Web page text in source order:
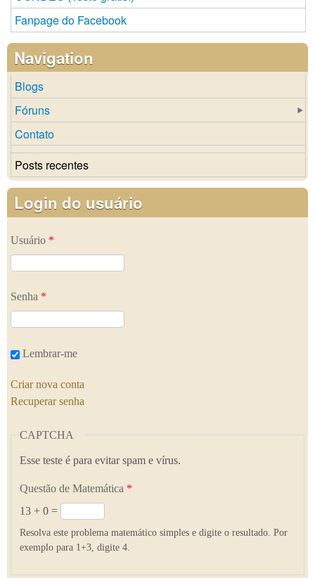
Fanpage do Facebook
Navigation
Blogs
Fóruns
Contato
Posts recentes
Login do usuário
Usuário *
Senha *
Lembrar-me
Criar nova conta
Recuperar senha
CAPTCHA
Esse teste é para evitar spam e vírus.
Questão de Matemática *
13 + 0 =
Resolva este problema matemático simples e digite o resultado. Por
exemplo para 1+3, digite 4.